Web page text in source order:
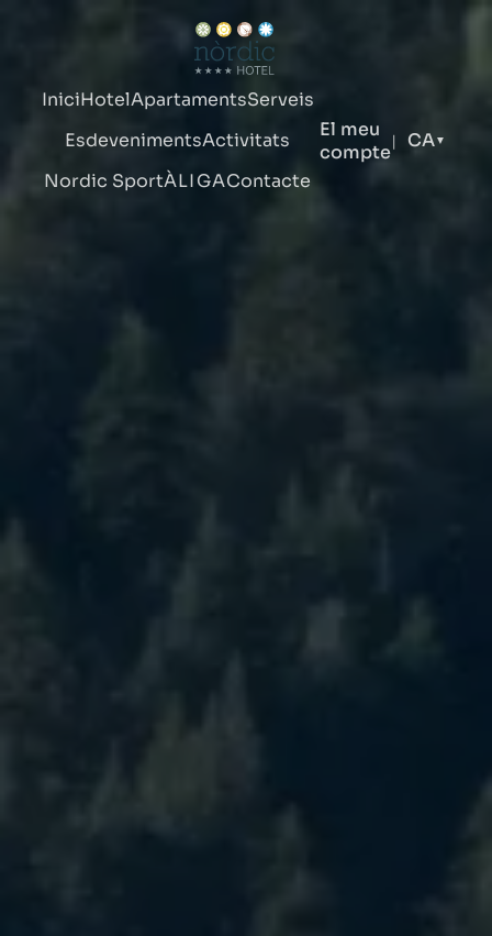
IniciHotelApartamentsServeis
EsdevenimentsActivitats
Nordic SportÀLIGAContacte
El meu
compte| CA▼